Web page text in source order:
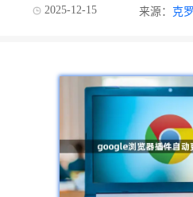
2025-12-15 来源： 克